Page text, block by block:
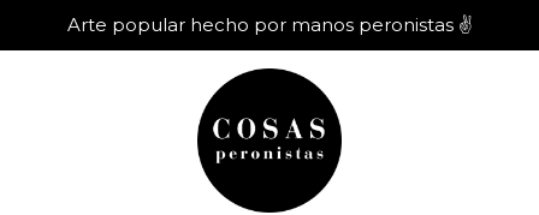
Arte popular hecho por manos peronistas ✌️